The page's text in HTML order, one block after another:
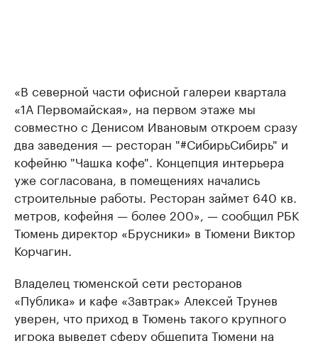
«В северной части офисной галереи квартала
«1А Первомайская», на первом этаже мы
совместно с Денисом Ивановым откроем сразу
два заведения — ресторан "#СибирьСибирь" и
кофейню "Чашка кофе". Концепция интерьера
уже согласована, в помещениях начались
строительные работы. Ресторан займет 640 кв.
метров, кофейня — более 200», — сообщил РБК
Тюмень директор «Брусники» в Тюмени Виктор
Корчагин.
Владелец тюменской сети ресторанов
«Публика» и кафе «Завтрак» Алексей Трунев
уверен, что приход в Тюмень такого крупного
игрока выведет сферу общепита Тюмени на